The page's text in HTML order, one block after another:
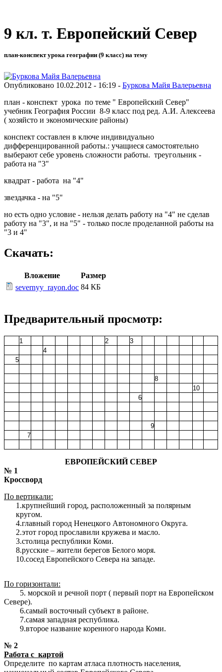
9 кл. т. Европейский Север
план-конспект урока географии (9 класс) на тему
Опубликовано 10.02.2012 - 16:19 - Буркова Майя Валерьевна
план - конспект урока по теме " Европейский Север"
учебник География России 8-9 класс под ред. А.И. Алексеева
( хозяйсто и экономические районы)
конспект составлен в ключе индивидуально
дифференцированной работы.: учащиеся самостоятельно
выберают себе уровень сложности работы. треугольник -
работа на "3"
квадрат - работа на "4"
звездачка - на "5"
но есть одно условие - нельзя делать работу на "4" не сделав
работу на "3", и на "5" - только после проделанной работы на
"3 и 4"
Скачать:
Вложение
Размер
severnyy_rayon.doc 84 КБ
Предварительный просмотр:
1 2
3
4
5
8
10
6
9
7
ЕВРОПЕЙСКИЙ СЕВЕР
№ 1
Кроссворд
По вертикали:
1.крупнейший город, расположенный за полярным
кругом.
4.главный город Ненецкого Автономного Округа.
2.этот город прославили кружева и масло.
3.столица республики Коми.
8.русские – жители берегов Белого моря.
10.сосед Европейского Севера на западе.
По горизонтали:
5. морской и речной порт ( первый порт на Европейском
Севере).
6.самый восточный субъект в районе.
7.самая западная республика.
9.второе название коренного народа Коми.
№ 2
Работа с картой
Определите по картам атласа плотность населения,